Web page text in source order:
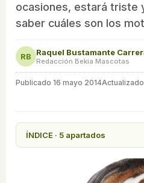
ocasiones, estará triste
saber cuáles son los
RB Raquel Bustamante
Redacción Bekia Mascotas
Publicado 16 mayo 2014
ÍNDICE · 5 apartados